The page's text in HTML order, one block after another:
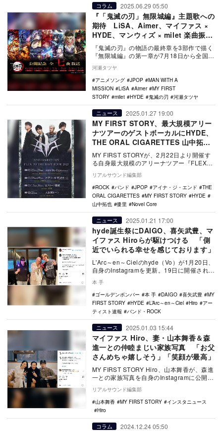
コラム 2025.06.29 05:50
『「鬼滅の刃」無限城編』主題歌への
期待 LiSA、Aimer、マイファス ×
HYDE、マンウィズ × milet 楽曲振り
返り
『鬼滅の刃』の物語の最終章を3部作で描く
『無限城編』の第一章が7月18日から全国公
改めてレ…
河瀬タツヤ
アニメソング
JPOP
MAN WITH A
MISSION
LiSA Aimer
MY FIRST
STORY
milet HYDE 鬼滅の刃 河瀬タツヤ
ニュース 2025.01.27 19:00
MY FIRST STORY、最大規模アリー
ナツアーのゲストボーカルにHYDE、
THE ORAL CIGARETTES 山中拓也
ら参加
MY FIRST STORYが、2月22日より開催す
る自身最大規模のアリーナツアー『FLEX
TO THE MAX TOUR 2…
リアルサウンド編集部
ROCK
バンド JPOP アイナ・ジ・エンド
THE
ORAL CIGARETTES
MY FIRST STORY
HYDE
山中拓也
優里 Novel Core
ニュース 2025.01.21 17:00
hyde誕生祭にDAIGO、喜矢武豊、マ
イファス Hiroらが駆けつける 「側
近でいられる幸せを感じております」
L'Arc～en～Cielのhyde（Vo）が1月20日、
自身のInstagramを更新。19日に開催された
『L’Arc～en～…
本 手
ゴールデンボンバー
本 手 DAIGO 喜矢武豊
MY
FIRST STORY
HYDE L’Arc～en～Ciel Hiro
アー
ティスト速報
バンド・ROCK
ニュース 2025.01.03 15:44
マイファス Hiro、妻・山本舞香＆森
進一との仲睦まじい家族写真 「お父
さんめちゃ嬉しそう」「笑顔が最高」
MY FIRST STORY Hiro、山本舞香が、森進
一との家族写真を自身のInstagramに公開し
ている。 昨年10月…
リアルサウンド編集部
山本舞香
MY FIRST STORY
インスタニュース
Hiro
コラム 2024.12.24 05:50